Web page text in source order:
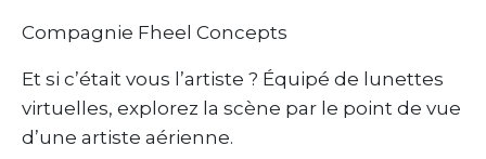
Compagnie Fheel Concepts
Et si c’était vous l’artiste ? Équipé de lunettes
virtuelles, explorez la scène par le point de vue
d’une artiste aérienne.